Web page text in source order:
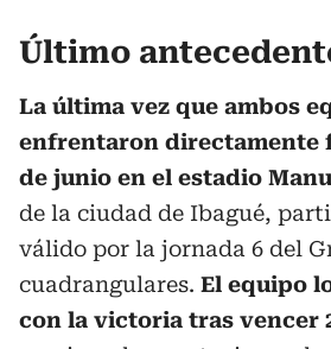
Último
La última vez que ambos
enfrentaron directamente
de junio en el estadio
de la ciudad de Ibagué,
válido por la jornada 6 del
cuadrangulares. El equipo
con la victoria tras vencer